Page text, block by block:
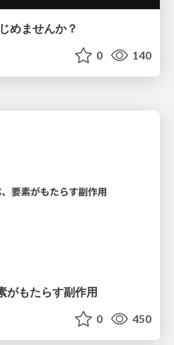
めませんか？
0 140
がもたらす副作用
0 450